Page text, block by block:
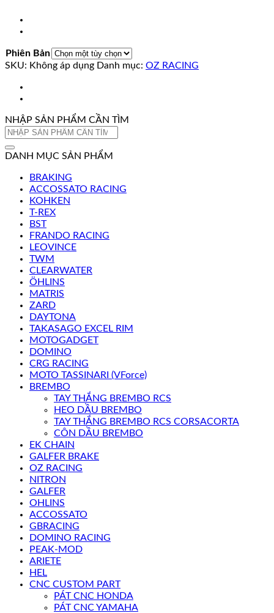
Phiên Bản
SKU: Không áp dụng Danh mục: OZ RACING
NHẬP SẢN PHẨM CẦN TÌM
Tìm
DANH MỤC SẢN PHẨM
BRAKING
ACCOSSATO RACING
KOHKEN
T-REX
BST
FRANDO RACING
LEOVINCE
TWM
CLEARWATER
ÖHLINS
MATRIS
ZARD
DAYTONA
TAKASAGO EXCEL RIM
MOTOGADGET
DOMINO
CRG RACING
MOTO TASSINARI (VForce)
BREMBO
TAY THẮNG BREMBO RCS
HEO DẦU BREMBO
TAY THẮNG BREMBO RCS CORSACORTA
CÔN DẦU BREMBO
EK CHAIN
GALFER BRAKE
OZ RACING
NITRON
GALFER
OHLINS
ACCOSSATO
GBRACING
DOMINO RACING
PEAK-MOD
ARIETE
HEL
CNC CUSTOM PART
PÁT CNC HONDA
PÁT CNC YAMAHA